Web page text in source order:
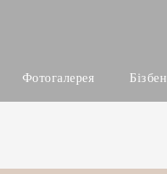
Фотогалерея